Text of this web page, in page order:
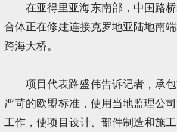
在亚得里亚海东南部，中国路
合体正在修建连接克罗地亚陆地南
跨海大桥。
项目代表路盛伟告诉记者，承
严苛的欧盟标准，使用当地监理公
工作，使项目设计、部件制造和施